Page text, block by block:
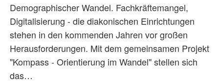
Demographischer Wandel. Fachkräftemangel,
Digitalisierung - die diakonischen Einrichtungen
stehen in den kommenden Jahren vor großen
Herausforderungen. Mit dem gemeinsamen Projekt
"Kompass - Orientierung im Wandel" stellen sich
das…